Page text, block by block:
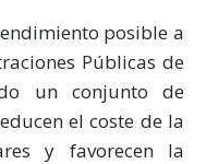
posible a
Públicas de
un conjunto de
el coste de la
y favorecen la